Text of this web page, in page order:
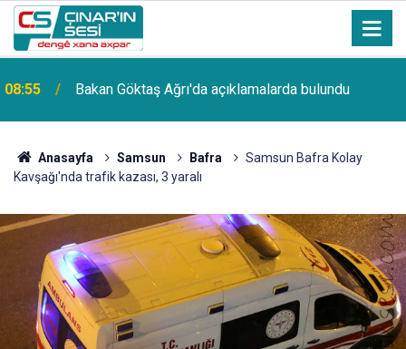
08:55 Bakan Göktaş Ağrı'da açıklamalarda bulundu
Anasayfa Samsun Bafra
Samsun Bafra Kolay
Kavşağı'nda trafik kazası, 3 yaralı